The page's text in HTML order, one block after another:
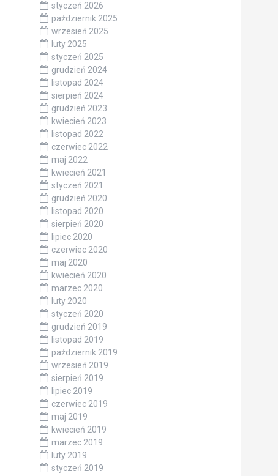
styczeń 2026
październik 2025
wrzesień 2025
luty 2025
styczeń 2025
grudzień 2024
listopad 2024
sierpień 2024
grudzień 2023
kwiecień 2023
listopad 2022
czerwiec 2022
maj 2022
kwiecień 2021
styczeń 2021
grudzień 2020
listopad 2020
sierpień 2020
lipiec 2020
czerwiec 2020
maj 2020
kwiecień 2020
marzec 2020
luty 2020
styczeń 2020
grudzień 2019
listopad 2019
październik 2019
wrzesień 2019
sierpień 2019
lipiec 2019
czerwiec 2019
maj 2019
kwiecień 2019
marzec 2019
luty 2019
styczeń 2019